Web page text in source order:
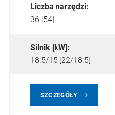
Liczba narzędzi:
36 [54]
Silnik [kW]:
18.5/15 [22/18.5]
SZCZEGÓŁY